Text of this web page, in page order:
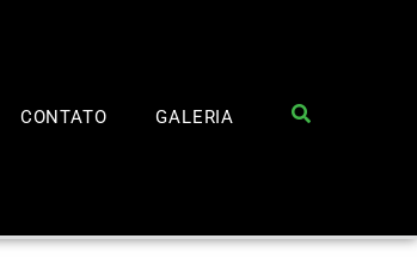
CONTATO GALERIA